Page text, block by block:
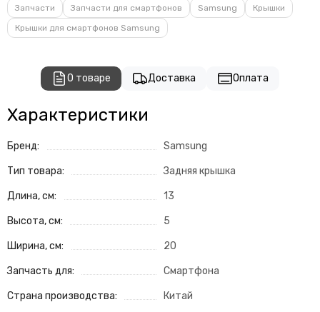
Запчасти Запчасти для смартфонов Samsung
Крышки
Крышки для смартфонов Samsung
О товаре Доставка Оплата
Характеристики
Бренд: Samsung
Тип товара: Задняя крышка
Длина, см: 13
Высота, см: 5
Ширина, см: 20
Запчасть для: Смартфона
Страна производства: Китай